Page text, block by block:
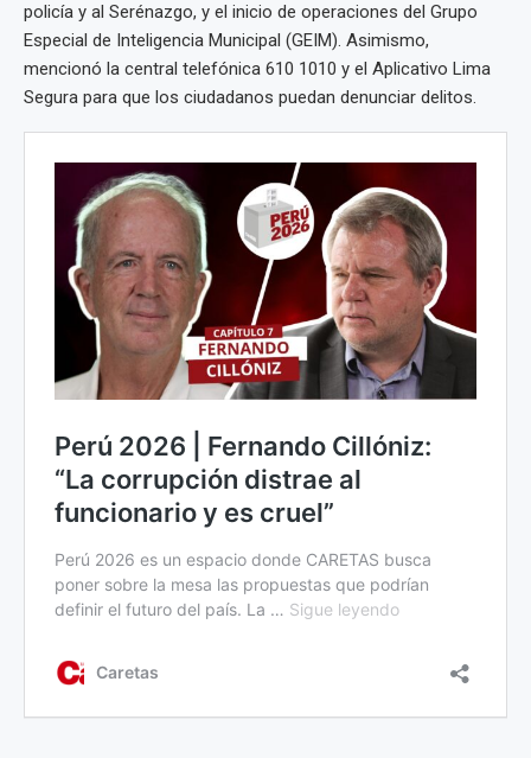
policía y al Serénazgo, y el inicio de operaciones del Grupo
Especial de Inteligencia Municipal (GEIM). Asimismo,
mencionó la central telefónica 610 1010 y el Aplicativo Lima
Segura para que los ciudadanos puedan denunciar delitos.